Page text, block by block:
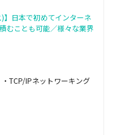
)】日本で初めてインターネ
むことも可能／様々な業界
TCP/IPネットワーキング